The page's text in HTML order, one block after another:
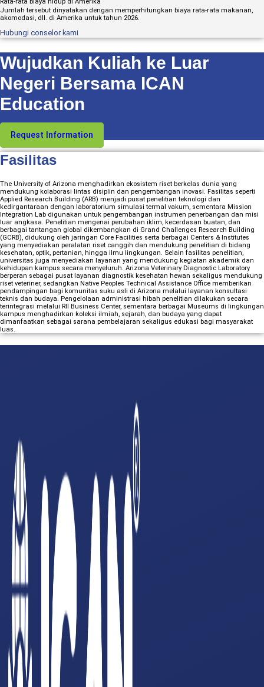
Rata-rata biaya hidup di Amerika
Jumlah tersebut dinyatakan dengan memperhitungkan biaya rata-rata makanan,
akomodasi, dll. di Amerika untuk tahun 2026.
Hubungi conselor kami
Wujudkan Kuliah ke Luar
Negeri Bersama ICAN
Education
Request Information
Fasilitas
The University of Arizona menghadirkan ekosistem riset berkelas dunia yang
mendukung kolaborasi lintas disiplin dan pengembangan inovasi. Fasilitas seperti
Applied Research Building (ARB) menjadi pusat penelitian teknologi dan
kedirgantaraan dengan laboratorium simulasi termal vakum, sementara Mission
Integration Lab digunakan untuk pengembangan instrumen penerbangan dan misi
luar angkasa. Penelitian mengenai perubahan iklim, kecerdasan buatan, dan
berbagai tantangan global dikembangkan di Grand Challenges Research Building
(GCRB), didukung oleh jaringan Core Facilities serta berbagai Centers & Institutes
yang menyediakan peralatan riset canggih dan mendukung penelitian di bidang
kesehatan, optik, pertanian, hingga ilmu lingkungan. Selain fasilitas penelitian,
universitas juga menyediakan layanan yang mendukung kegiatan akademik dan
kehidupan kampus secara menyeluruh. Arizona Veterinary Diagnostic Laboratory
berperan sebagai pusat layanan diagnostik kesehatan hewan sekaligus mendukung
riset veteriner, sedangkan Native Peoples Technical Assistance Office memberikan
pendampingan bagi komunitas suku asli di Arizona melalui layanan konsultasi
teknis dan budaya. Pengelolaan administrasi hibah penelitian dilakukan secara
terintegrasi melalui RII Business Center, sementara berbagai Museums di lingkungan
kampus menghadirkan koleksi ilmiah, sejarah, dan budaya yang dapat
dimanfaatkan sebagai sarana pembelajaran sekaligus edukasi bagi masyarakat
luas.